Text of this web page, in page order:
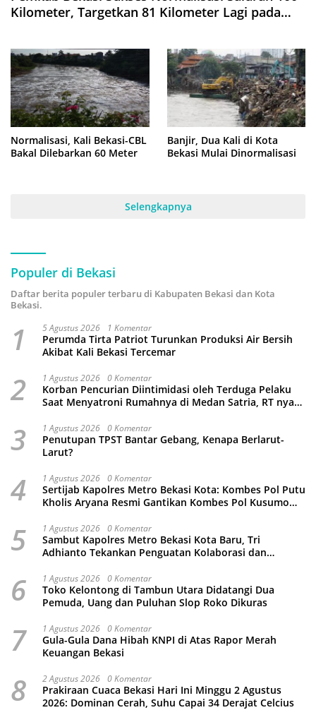
Kilometer, Targetkan 81 Kilometer Lagi pada
Normalisasi, Kali Bekasi-CBL
Bakal Dilebarkan 60 Meter
Banjir, Dua Kali di Kota
Bekasi Mulai Dinormalisasi
Selengkapnya
Populer di Bekasi
Daftar berita populer terbaru di Kabupaten Bekasi dan Kota
Bekasi.
1 5 Agustus 2026 1 Komentar
Perumda Tirta Patriot Turunkan Produksi Air Bersih
Akibat Kali Bekasi Tercemar
2 1 Agustus 2026 0 Komentar
Korban Pencurian Diintimidasi oleh Terduga Pelaku
Saat Menyatroni Rumahnya di Medan Satria, RT nya
3 1 Agustus 2026 0 Komentar
Penutupan TPST Bantar Gebang, Kenapa Berlarut-
Larut?
4 1 Agustus 2026 0 Komentar
Sertijab Kapolres Metro Bekasi Kota: Kombes Pol Putu
Kholis Aryana Resmi Gantikan Kombes Pol Kusumo
5 1 Agustus 2026 0 Komentar
Sambut Kapolres Metro Bekasi Kota Baru, Tri
Adhianto Tekankan Penguatan Kolaborasi dan
6 1 Agustus 2026 0 Komentar
Toko Kelontong di Tambun Utara Didatangi Dua
Pemuda, Uang dan Puluhan Slop Roko Dikuras
7 1 Agustus 2026 0 Komentar
Gula-Gula Dana Hibah KNPI di Atas Rapor Merah
Keuangan Bekasi
8 2 Agustus 2026 0 Komentar
Prakiraan Cuaca Bekasi Hari Ini Minggu 2 Agustus
2026: Dominan Cerah, Suhu Capai 34 Derajat Celcius